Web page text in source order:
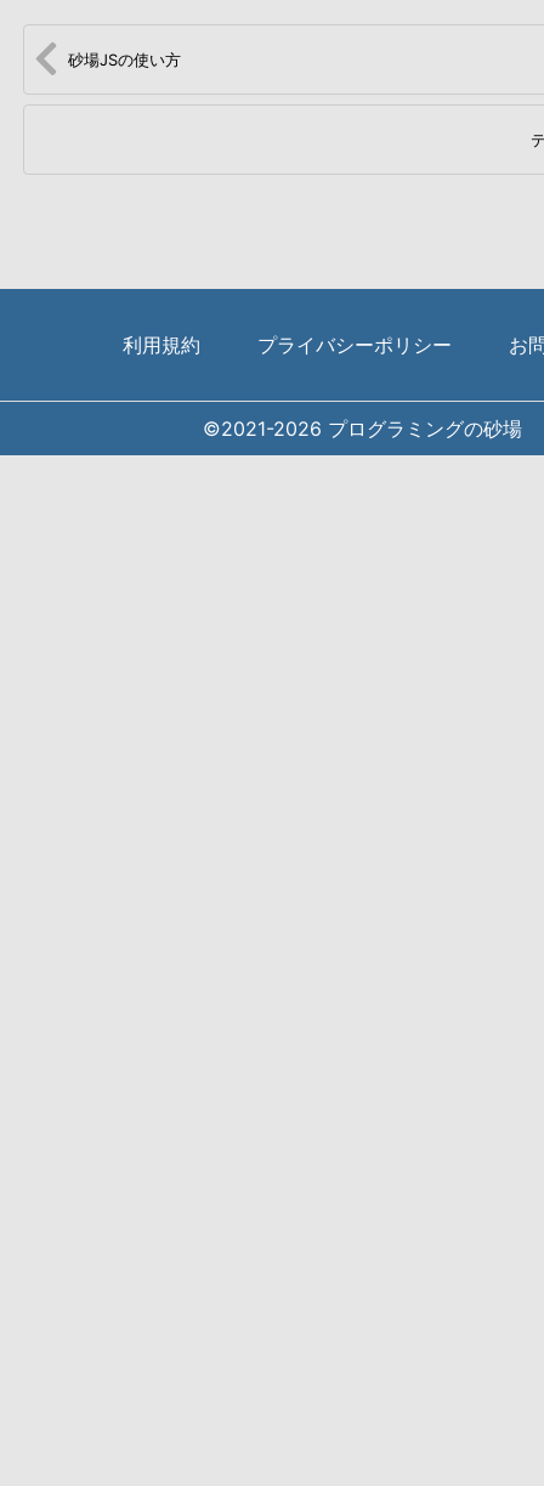
砂場JSの使い方
利用規約 プライバシーポリシー お
©2021-2026 プログラミングの砂場